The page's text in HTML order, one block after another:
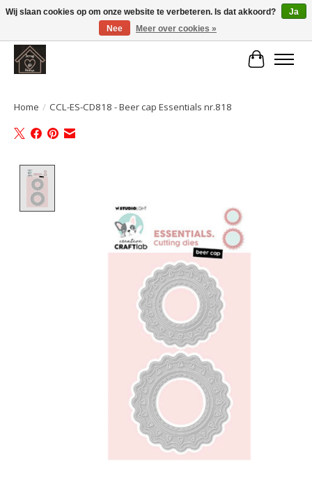
Large selection of products and fast shipping!
Home / CCL-ES-CD818 - Beer cap Essentials nr.818
Wij slaan cookies op om onze website te verbeteren. Is dat akkoord?
Ja
Nee
Meer over cookies »